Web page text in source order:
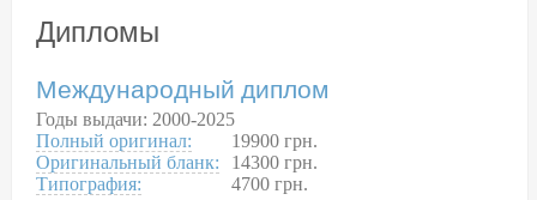
ГАРАНТИИ
СПЕЦИАЛЬНОСТИ
ВУЗЫ УКРАИНЫ
ДИПЛОМЫ В ГОРОДАХ
Дипломы
Международный диплом
Годы выдачи: 2000-2025
Полный оригинал:
Оригинальный бланк:
Типография:
19900 грн.
14300 грн.
4700 грн.